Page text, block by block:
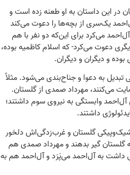
در این داستان به او طعنه زده است و
یک‌سری از بچه‌ها را دعوت می‌کند
می‌کرد برای این‌که دو نفر با هم
دعوت می‌کرد- که اسلام کاظمیه بوده،
و دیگران و دیگران.
تبدیل به دعوا و جناح‌بندی می‌شود. مثلاً
می‌کنند، مهرداد صمدی از گلستان.
وابستگی به نیروی سوم داشتند؛
داشتند.
گلستان و غرب‌زدگی‌اش دلخور
گلستان گیر بدهند و مهرداد صمدی هم
داشت به آل‌احمد می‌پَرَد و آل‌احمد هم به